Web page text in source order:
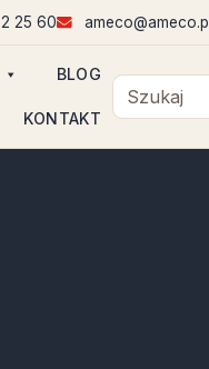
25 60 ameco@ameco.pl
BLOG
KONTAKT